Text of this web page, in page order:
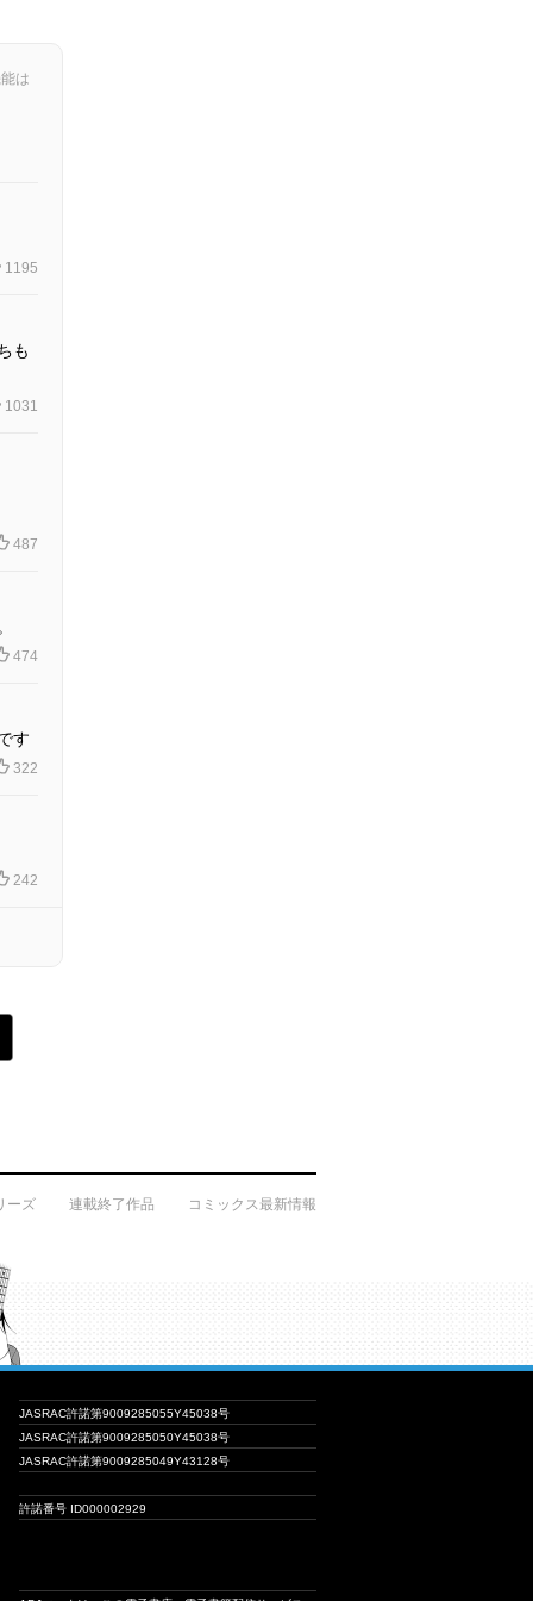
は
1195
も
1031
487
474
す
322
242
ーズ 連載終了作品 コミックス最新情報
JASRAC許諾第9009285055Y45038号
JASRAC許諾第9009285050Y45038号
JASRAC許諾第9009285049Y43128号
許諾番号 ID000002929